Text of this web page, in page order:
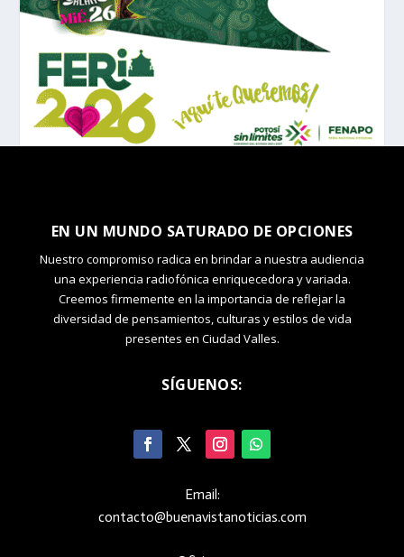
EN UN MUNDO SATURADO DE OPCIONES
Nuestro compromiso radica en brindar a nuestra audiencia
una experiencia radiofónica enriquecedora y variada.
Creemos firmemente en la importancia de reflejar la
diversidad de pensamientos, culturas y estilos de vida
presentes en Ciudad Valles.
SÍGUENOS:
Email:
contacto@buenavistanoticias.com